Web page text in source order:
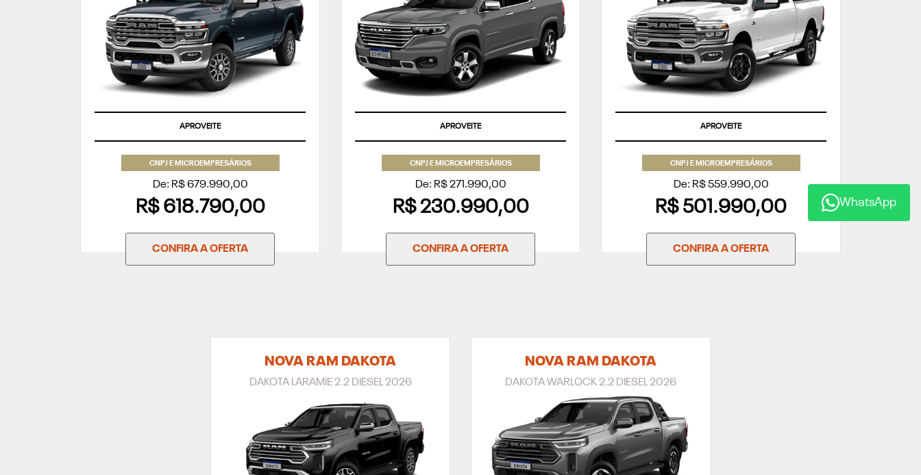
APROVEITE
CNPJ E MICROEMPRESÁRIOS
De: R$ 679.990,00
R$ 618.790,00
CONFIRA A OFERTA
APROVEITE
CNPJ E MICROEMPRESÁRIOS
De: R$ 271.990,00
R$ 230.990,00
CONFIRA A OFERTA
APROVEITE
CNPJ E MICROEMPRESÁRIOS
De: R$ 559.990,00
R$ 501.990,00
CONFIRA A OFERTA
NOVA RAM DAKOTA
DAKOTA LARAMIE 2.2 DIESEL 2026
NOVA RAM DAKOTA
DAKOTA WARLOCK 2.2 DIESEL 2026
WhatsApp